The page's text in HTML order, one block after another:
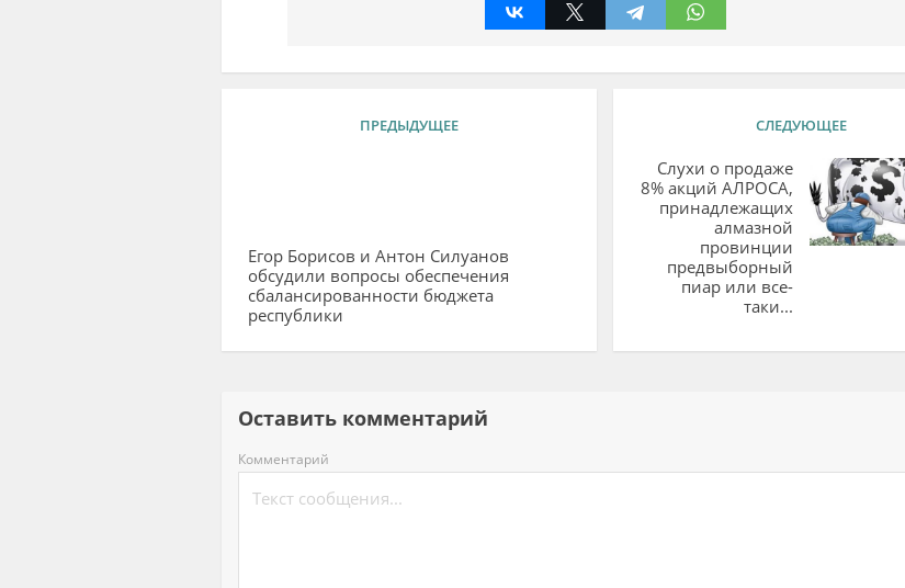
ПРЕДЫДУЩЕЕ
Егор Борисов и Антон Силуанов
обсудили вопросы обеспечения
сбалансированности бюджета
республики
СЛЕДУЮЩЕЕ
Слухи о продаже
8% акций АЛРОСА,
принадлежащих
алмазной
провинции
предвыборный
пиар или все-
таки...
Оставить комментарий
Комментарий